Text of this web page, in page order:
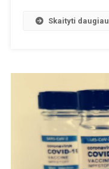
Skaityti daugiau